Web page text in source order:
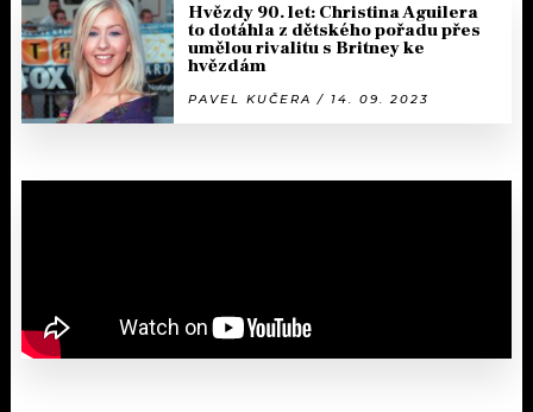
Hvězdy 90. let: Christina Aguilera
to dotáhla z dětského pořadu přes
umělou rivalitu s Britney ke
hvězdám
PAVEL KUČERA / 14. 09. 2023